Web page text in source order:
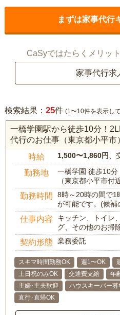
まずは家事代行
CaSyではたらくメリッ
家事代行求
検索結果： 25件 (1〜10件を表示し
一橋学園駅から徒歩10分！
代行のお仕事（東京都小平市
時給 1,500〜1,860円
勤務地
一橋学園 徒歩10分
（東京都小平市付
勤務時間
8時～20時の間で1
が可能です。(候補
仕事内容
キッチン、トイレ
グ、その他のお掃
契約形態 業務委託
スキマ時間勤務OK 週1〜OK
土日祝のみOK
交通費支給 年
主婦･主夫歓迎
ハウスキーパー募
直行･直帰OK